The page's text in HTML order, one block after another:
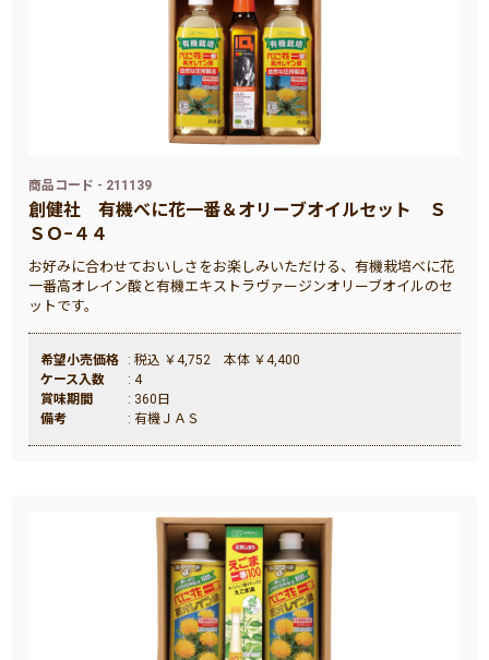
商品コード - 211139
創健社有機べに花一番＆オリーブオイルセット Ｓ
ＳＯ−４４
お好みに合わせておいしさをお楽しみいただける、有機栽培べに花
一番高オレイン酸と有機エキストラヴァージンオリーブオイルのセ
ットです。
希望小売価格
: 税込 ￥4,752 本体 ￥4,400
ケース入数
: 4
賞味期間
: 360日
備考
: 有機ＪＡＳ